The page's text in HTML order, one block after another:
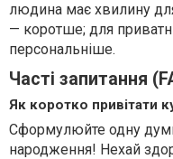
людина має хвилину
— коротше; для
персональніше.
Часті запитання
Як коротко привітати
Сформулюйте одну
народження! Нехай